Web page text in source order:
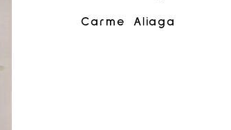
Carme Aliaga